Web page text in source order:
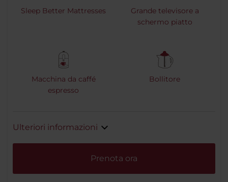
Sleep Better Mattresses
Grande televisore a
schermo piatto
Macchina da caffé
espresso
Bollitore
Ulteriori informazioni
Prenota ora